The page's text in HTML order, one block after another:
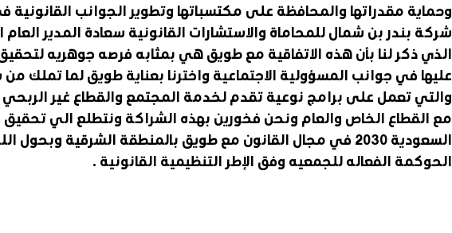
وحماية مقدراتها والمحافظة على مكتسباتها وتطوير الجوانب
شركة بندر بن شمال للمحاماة والاستشارات القانونية سعادة المدير العام
الذي ذكر لنا بأن هذه الاتفاقية مع طويق هي بمثابه فرصه جوهريه
عليها في جوانب المسؤولية الاجتماعية واخترنا بعناية طويق لما تملك
والتي تعمل على برامج نوعية تقدم لخدمة المجتمع والقطاع غير الربحي
مع القطاع الخاص والعام ونحن فخورين بهذه الشراكة ونتطلع الي
السعودية 2030 في مجال القانون مع طويق بالمنطقة الشرقية
الحوكمة الفعاله للجمعيه وفق الإطر التنظيمية القانونية .